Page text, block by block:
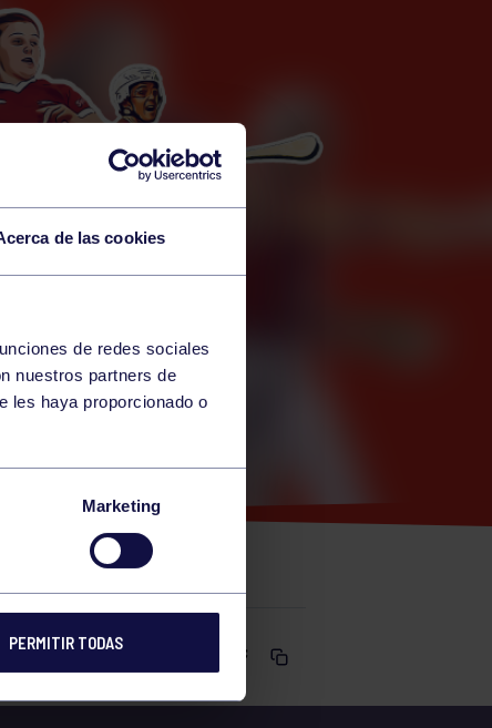
de las cookies
de redes sociales
nuestros partners de
les haya proporcionado o
Marketing
PERMITIR TODAS